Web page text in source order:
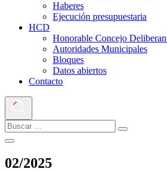
Haberes
Ejecución presupuestaria
HCD
Honorable Concejo
Autoridades Municipales
Bloques
Datos abiertos
Contacto
02/2025